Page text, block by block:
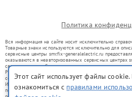
Политика
Вся информация на сайте носит исключительно
Товарные знаки используются исключительно для
сервисные центры smr.fix-generalelectric.ru
оказываются в неавторизованных сервисных центрах
связаны с правообладателями товарных знаков или
Ремонт осуществляется для устройств, уже введенных
со статьей 1487 ГК РФ.
Использование товарных знаков не преследует цели
потребителей в заблуждение, а служит для
Этот сайт использует файлы
ознакомиться с правилами